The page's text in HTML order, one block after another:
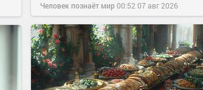
Человек познаёт мир00:52 07 авг 2026